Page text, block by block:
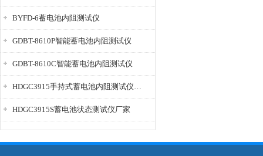
BYFD-6蓄电池内阻测试仪
GDBT-8610P智能蓄电池内阻测试仪
GDBT-8610C智能蓄电池内阻测试仪
HDGC3915手持式蓄电池内阻测试仪厂家
HDGC3915S蓄电池状态测试仪厂家